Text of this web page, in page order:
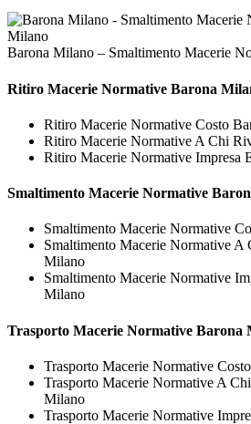
Barona Milano – Smaltimento Macerie
Ritiro Macerie Normative Barona
Ritiro Macerie Normative Costo
Ritiro Macerie Normative A Chi
Ritiro Macerie Normative Impresa
Smaltimento Macerie Normative
Smaltimento Macerie Normative
Smaltimento Macerie Normative A
Milano
Smaltimento Macerie Normative
Milano
Trasporto Macerie Normative Barona
Trasporto Macerie Normative
Trasporto Macerie Normative A
Milano
Trasporto Macerie Normative